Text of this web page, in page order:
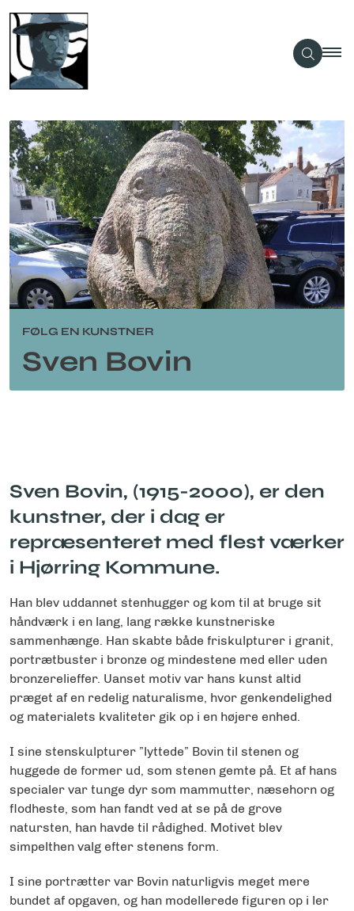
FØLG EN KUNSTNER
Sven Bovin
Sven Bovin, (1915-2000), er den
kunstner, der i dag er
repræsenteret med flest værker
i Hjørring Kommune.
Han blev uddannet stenhugger og kom til at bruge sit
håndværk i en lang, lang række kunstneriske
sammenhænge. Han skabte både friskulpturer i granit,
portrætbuster i bronze og mindestene med eller uden
bronzerelieffer. Uanset motiv var hans kunst altid
præget af en redelig naturalisme, hvor genkendelighed
og materialets kvaliteter gik op i en højere enhed.
I sine stenskulpturer ”lyttede” Bovin til stenen og
huggede de former ud, som stenen gemte på. Et af hans
specialer var tunge dyr som mammutter, næsehorn og
flodheste, som han fandt ved at se på de grove
natursten, han havde til rådighed. Motivet blev
simpelthen valg efter stenens form.
I sine portrætter var Bovin naturligvis meget mere
bundet af opgaven, og han modellerede figuren op i ler